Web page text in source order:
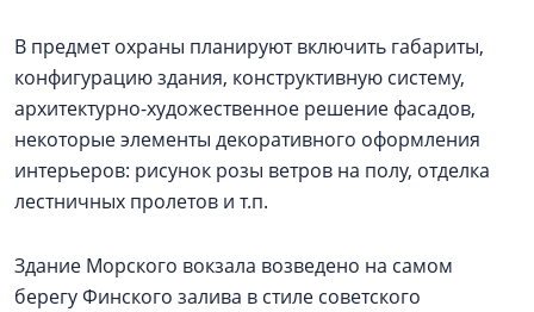
В предмет охраны планируют включить габариты,
конфигурацию здания, конструктивную систему,
архитектурно-художественное решение фасадов,
некоторые элементы декоративного оформления
интерьеров: рисунок розы ветров на полу, отделка
лестничных пролетов и т.п.
Здание Морского вокзала возведено на самом
берегу Финского залива в стиле советского